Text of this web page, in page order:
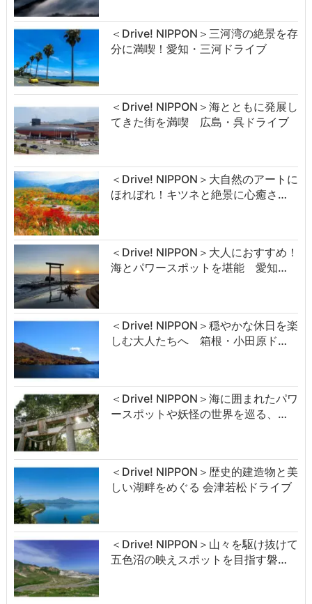
＜Drive! NIPPON＞三河湾の絶景を存
分に満喫！愛知・三河ドライブ
＜Drive! NIPPON＞海とともに発展し
てきた街を満喫 広島・呉ドライブ
＜Drive! NIPPON＞大自然のアートに
ほれぼれ！キツネと絶景に心癒さ…
＜Drive! NIPPON＞大人におすすめ！
海とパワースポットを堪能 愛知…
＜Drive! NIPPON＞穏やかな休日を楽
しむ大人たちへ 箱根・小田原ド…
＜Drive! NIPPON＞海に囲まれたパワ
ースポットや妖怪の世界を巡る、…
＜Drive! NIPPON＞歴史的建造物と美
しい湖畔をめぐる 会津若松ドライブ
＜Drive! NIPPON＞山々を駆け抜けて
五色沼の映えスポットを目指す磐…